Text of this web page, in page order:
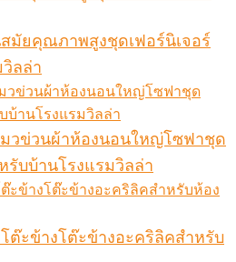
มัยคุณภาพสูงชุดเฟอร์นิเจอร์
ลล่า
วข่วนผ้าห้องนอนใหญ่โซฟาชุด
รับบ้านโรงแรมวิลล่า
โต๊ะข้างโต๊ะข้างอะคริลิคสำหรับ